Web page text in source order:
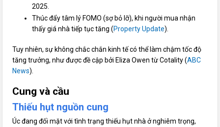
2025.
Thúc đẩy tâm lý FOMO (sợ bỏ lỡ), khi người mua nhận
thấy giá nhà tiếp tục tăng (Property Update).
Tuy nhiên, sự không chắc chắn kinh tế có thể làm chậm tốc độ
tăng trưởng, như được đề cập bởi Eliza Owen từ Cotality (ABC
News).
Cung và cầu
Thiếu hụt nguồn cung
Úc đang đối mặt với tình trạng thiếu hụt nhà ở nghiêm trọng,